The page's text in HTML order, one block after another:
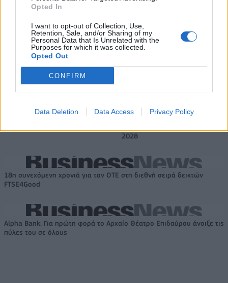
Opted In
I want to opt-out of Collection, Use,
Retention, Sale, and/or Sharing of my
Personal Data that Is Unrelated with the
Purposes for which it was collected.
Opted Out
CONFIRM
Data Deletion Data Access Privacy Policy
Metlen: Ρεκόρ EBITDA στο α'
εξάμηνο, στα 550 εκατ. ευρώ –
Καθαρά κέρδη 313 εκατ. ευρώ
Ειδικό Χωροταξικό Πλαίσιο για
εργαλείο για βιώσιμη
τουριστική ανάπτυξη
Η Chery επενδύει 75 εκατ. δολάρια στην KG Mobility
Το FIAT 500 Hybrid τώρα από
Ατρόμητος και Novibet
συνεχίζουν μαζί: Ανανέωση της
2028
18η συνεχόμενη χρονιά για τον ΟΤΕ στη διεθνή σειρά δεικτών
FTSE4Good
Alpha Bank: Για πρώτη φορά το Αρχαίο Θέατρο Επιδαύρου άνοιξε τις
πύλες του σε όλους